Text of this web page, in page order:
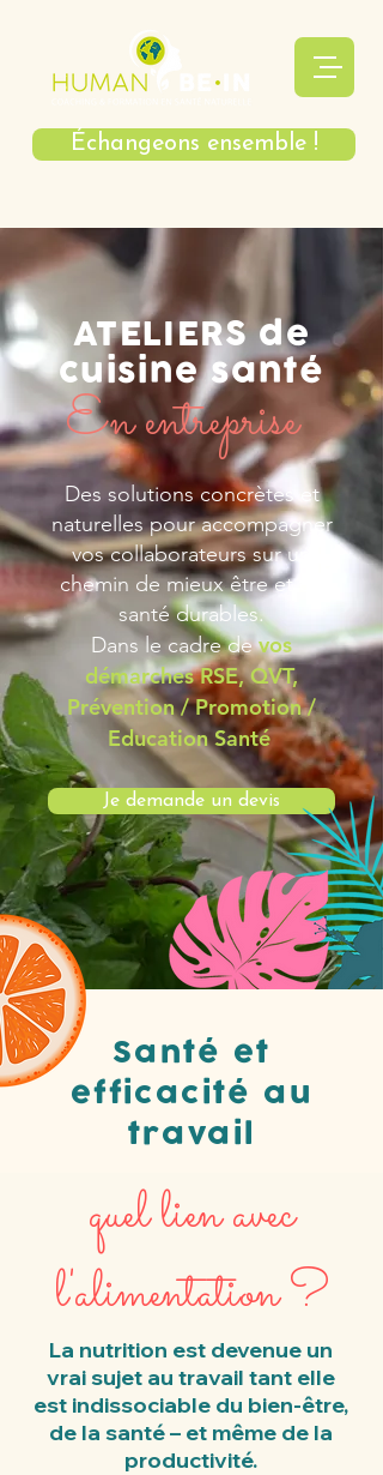
Échangeons ensemble !
ATELIERS de
cuisine santé
En entreprise
Des solutions concrètes et
naturellespour accompagner
vos collaborateurssur un
chemin de mieux être et de
santé durables.
Dans le cadre devos
démarches RSE, QVT,
Prévention / Promotion /
Education Santé
Je demande un devis
Santé et
efficacité au
travail
quel lien avec
l'alimentation ?
La nutrition est devenue un
vrai sujet au travail tant elle
est indissociable du bien-être,
de la santé – et même de la
productivité.